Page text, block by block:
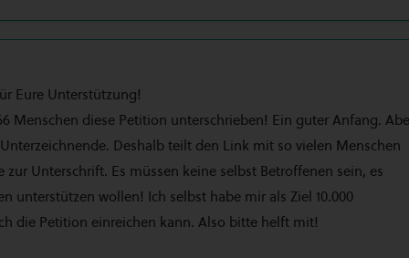
Eure Unterstützung!
Menschen diese Petition unterschrieben! Ein guter Anfang.
Deshalb teilt den Link mit so vielen Menschen
Unterschrift. Es müssen keine selbst Betroffenen sein, es
unterstützen wollen! Ich selbst habe mir als Ziel 10.000
die Petition einreichen kann. Also bitte helft mit!